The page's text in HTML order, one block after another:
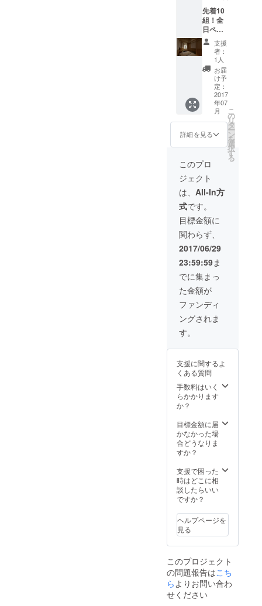
ビー
ル・日
本酒な
どのア
ルコー
ルを含
む飲料
が、飲
み放題
です。
●チェッ
クイ
ン：7月
13日
～18：
チェッ
クアウ
ト：7月
14日
（金）
～10：
00 ●露
天風呂
※7月13
日から
の宿泊
のみ対
象で
す。そ
れ以外
望の際
は3万
円、4万
円をお
選びく
ださ
定 ] 宿
泊券を7
月10日
たしま
す [ ご
参考 ]
http://w
noyu.co
.jp/susu
ki/
食時
は、
ビー
ル・日
本酒な
どのア
ルコー
ルを含
む飲料
が、飲
み放題
です。
●チェッ
クイ
～18：
00 ●
チェッ
クアウ
ト：～
10：00
●露天風
呂付客
室1部屋
大人2名
※平日
（日～
金曜
日・一
の湯指
定カレ
ンダー
によ
み対象
です。
それ以
外の宿
泊をご
希望の
選びく
ださ
い。 [
泊券を7
月30日
までに
発送い
す [ ご
参考 ]
http://w
ww.ichi
.jp/susu
ki/
先着10
組！全
日ペア
宿泊招
待券（1
泊2食
付）
【限定
10組】
※お盆や
GWにも
使える
この最
もお得
な宿泊
券で
す！ 空
室があ
ればど
の日で
も宿泊
できる
宿泊招
待券で
す。 大
人2名様
1泊2食
（夕・
朝食）
付。夕
食時
は、
ビー
ル・日
ルコー
む飲料
が、飲
み放題
です。
●チェッ
ン：
15：00
～18：
00 ●
クアウ
ト：～
10：00
●露天風
室1部屋
大人2名
※平日
（日～
日・一
の湯指
定カレ
ンダー
によ
支援
者：
1人
お届
け予
定：
2017
年07
月
詳細を見る
こ
の
リ
タ
ー
ン
を
選
択
す
る
このプロ
ジェクト
は、 All-In方
式です。
目標金額に
関わらず、
2017/06/29
23:59:59ま
でに集まっ
た金額が
ファンディ
ングされま
す。
支援に関するよ
くある質問
手数料はいく
らかかります
か？
目標金額に届
かなかった場
合どうなりま
すか？
支援で困った
時はどこに相
談したらいい
ですか？
ヘルプページを
見る
このプロジェクト
の問題報告はこち
ら よりお問い合わ
せください